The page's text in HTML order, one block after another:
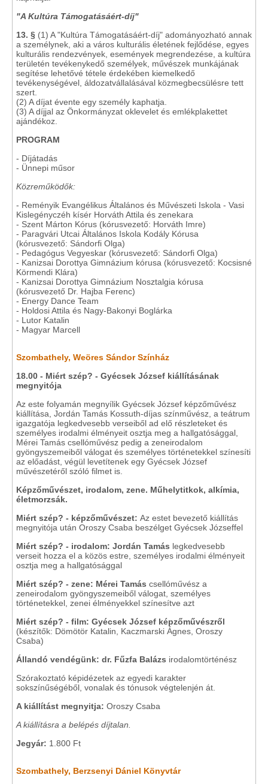
"A Kultúra Támogatásáért-díj"
13. § (1) A "Kultúra Támogatásáért-díj" adományozható annak
a személynek, aki a város kulturális életének fejlődése, egyes
kulturális rendezvények, események megrendezése, a kultúra
területén tevékenykedő személyek, művészek munkájának
segítése lehetővé tétele érdekében kiemelkedő
tevékenységével, áldozatvállalásával közmegbecsülésre tett
szert.
(2) A díjat évente egy személy kaphatja.
(3) A díjjal az Önkormányzat oklevelet és emlékplakettet
ajándékoz.
PROGRAM
- Díjátadás
- Ünnepi műsor
Közreműködők:
- Reményik Evangélikus Általános és Művészeti Iskola - Vasi
Kislegényczéh kísér Horváth Attila és zenekara
- Szent Márton Kórus (kórusvezető: Horváth Imre)
- Paragvári Utcai Általános Iskola Kodály Kórusa
(kórusvezető: Sándorfi Olga)
- Pedagógus Vegyeskar (kórusvezető: Sándorfi Olga)
- Kanizsai Dorottya Gimnázium kórusa (kórusvezető: Kocsisné
Körmendi Klára)
- Kanizsai Dorottya Gimnázium Nosztalgia kórusa
(kórusvezető Dr. Hajba Ferenc)
- Energy Dance Team
- Holdosi Attila és Nagy-Bakonyi Boglárka
- Lutor Katalin
- Magyar Marcell
Szombathely, Weöres Sándor Színház
18.00 - Miért szép? - Gyécsek József kiállításának
megnyitója
Az este folyamán megnyílik Gyécsek József képzőművész
kiállítása, Jordán Tamás Kossuth-díjas színművész, a teátrum
igazgatója legkedvesebb verseiből ad elő részleteket és
személyes irodalmi élményeit osztja meg a hallgatósággal,
Mérei Tamás csellóművész pedig a zeneirodalom
gyöngyszemeiből válogat és személyes történetekkel színesíti
az előadást, végül levetítenek egy Gyécsek József
művészetéről szóló filmet is.
Képzőművészet, irodalom, zene. Műhelytitkok, alkímia,
életmorzsák.
Miért szép? - képzőművészet: Az estet bevezető kiállítás
megnyitója után Oroszy Csaba beszélget Gyécsek Józseffel
Miért szép? - irodalom: Jordán Tamás legkedvesebb
verseit hozza el a közös estre, személyes irodalmi élményeit
osztja meg a hallgatósággal
Miért szép? - zene: Mérei Tamás csellóművész a
zeneirodalom gyöngyszemeiből válogat, személyes
történetekkel, zenei élményekkel színesítve azt
Miért szép? - film: Gyécsek József képzőművészről
(készítők: Dömötör Katalin, Kaczmarski Ágnes, Oroszy
Csaba)
Állandó vendégünk: dr. Fűzfa Balázs irodalomtörténész
Szórakoztató képidézetek az egyedi karakter
sokszínűségéből, vonalak és tónusok végtelenjén át.
A kiállítást megnyitja: Oroszy Csaba
A kiállításra a belépés díjtalan.
Jegyár: 1.800 Ft
Szombathely, Berzsenyi Dániel Könyvtár